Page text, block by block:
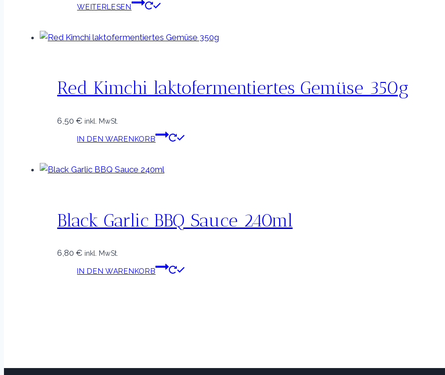
WEITERLESEN
Red Kimchi laktofermentiertes Gemüse 350g
6,50€ inkl. MwSt.
IN DEN WARENKORB
Black Garlic BBQ Sauce 240ml
6,80€ inkl. MwSt.
IN DEN WARENKORB